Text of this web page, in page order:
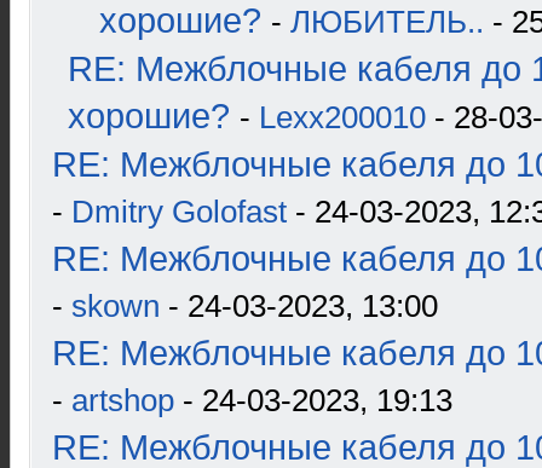
хорошие? - ЛЮБИТЕЛЬ.. -
RE: Межблочные кабеля до
хорошие? - Lexx200010 - 28-
RE: Межблочные кабеля до
- Dmitry Golofast - 24-03-2023,
RE: Межблочные кабеля до
- skown - 24-03-2023, 13:00
RE: Межблочные кабеля до
- artshop - 24-03-2023, 19:13
RE: Межблочные кабеля до